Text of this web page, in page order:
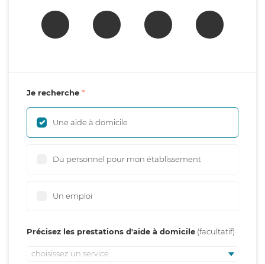
Je recherche
Une aide à domicile
Du personnel pour mon établissement
Un emploi
Précisez les prestations d'aide à domicile
choisissez un service